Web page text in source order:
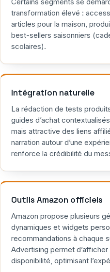
transformation élevé :
articles pour la maison,
best-sellers saisonniers
scolaires).
Intégration naturelle
La rédaction de tests
guides d’achat
mais attractive des liens
narration autour d’une
renforce la crédibilité du
Outils Amazon officiels
Amazon propose plusieurs
dynamiques et widgets
recommandations à chaque
Advertising permet
disponibilité, optimisant